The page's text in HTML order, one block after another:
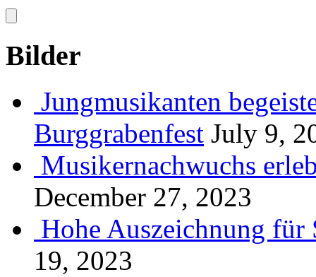
Bilder
Jungmusikanten
Burggrabenfest July 9,
Musikernachwuchs
December 27, 2023
Hohe Auszeichnung für
19, 2023